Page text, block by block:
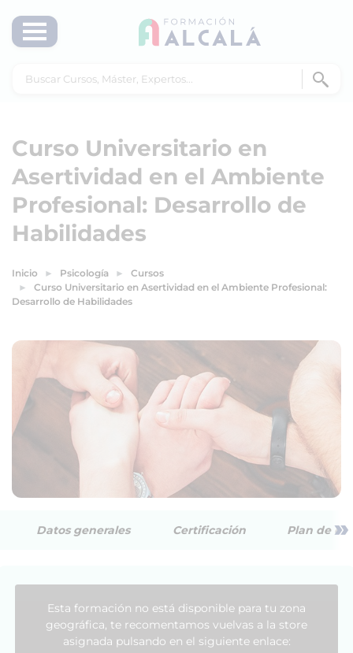
Curso Universitario en
Asertividad en el Ambiente
Profesional: Desarrollo de
Habilidades
Inicio Psicología
Cursos
Curso Universitario en Asertividad en el Ambiente Profesional:
Desarrollo de Habilidades
Datos generales Certificación Plan de »
Esta formación no está disponible para tu zona
geográfica, te recomentamos vuelvas a la store
asignada pulsando en el siguiente enlace: